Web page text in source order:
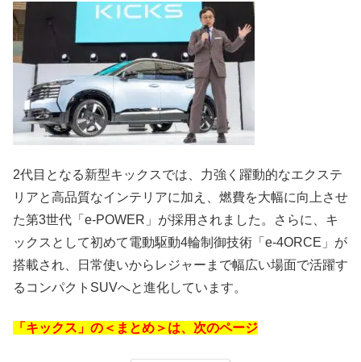
2代目となる新型キックスでは、力強く躍動的なエクステ
リアと高品質なインテリアに加え、燃費を大幅に向上させ
た第3世代「e-POWER」が採用されました。さらに、キ
ックスとして初めて電動駆動4輪制御技術「e-4ORCE」が
搭載され、日常使いからレジャーまで幅広い場面で活躍す
るコンパクトSUVへと進化しています。
「キックス」の＜まとめ＞は、次のページ